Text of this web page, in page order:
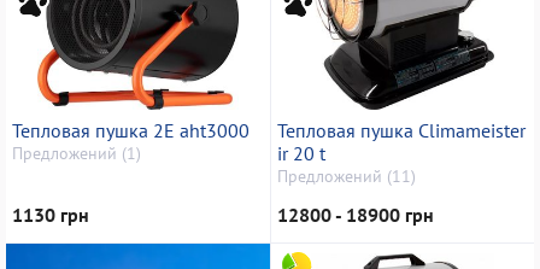
Тепловая пушка 2E aht3000
Предложений (1)
1130 грн
Тепловая пушка Climameister
ir 20 t
Предложений (11)
12800 - 18900 грн